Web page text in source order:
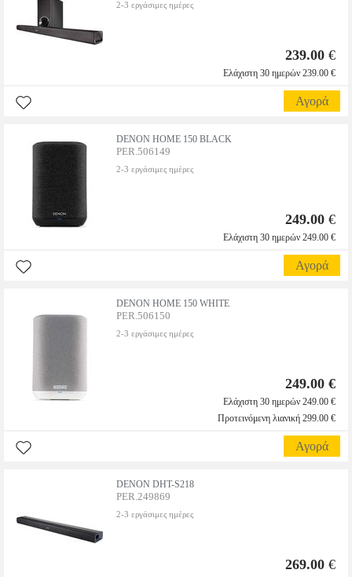
2-3 εργάσιμες ημέρες
239.00 €
Ελάχιστη 30 ημερών 239.00 €
Αγορά
DENON HOME 150 BLACK
PER.506149
2-3 εργάσιμες ημέρες
249.00 €
Ελάχιστη 30 ημερών 249.00 €
Αγορά
DENON HOME 150 WHITE
PER.506150
2-3 εργάσιμες ημέρες
249.00 €
Ελάχιστη 30 ημερών 249.00 €
Προτεινόμενη λιανική 299.00 €
Αγορά
DENON DHT-S218
PER.249869
2-3 εργάσιμες ημέρες
269.00 €